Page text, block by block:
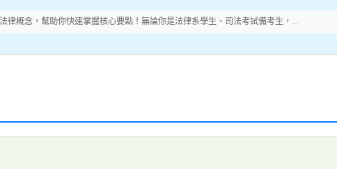
律概念，幫助你快速掌握核心要點！無論你是法律系學生、司法考試備考生，...